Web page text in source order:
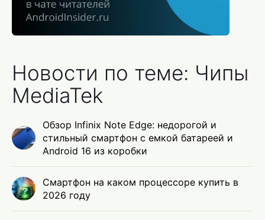
Новости по теме: Чипы
MediaTek
Обзор Infinix Note Edge: недорогой и
стильный смартфон с емкой батареей и
Android 16 из коробки
Смартфон на каком процессоре купить в
2026 году